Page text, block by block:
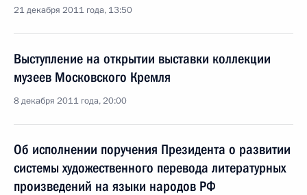
21 декабря 2011 года, 13:50
Выступление на открытии выставки коллекции
музеев Московского Кремля
8 декабря 2011 года, 20:00
Об исполнении поручения Президента о развитии
системы художественного перевода литературных
произведений на языки народов РФ